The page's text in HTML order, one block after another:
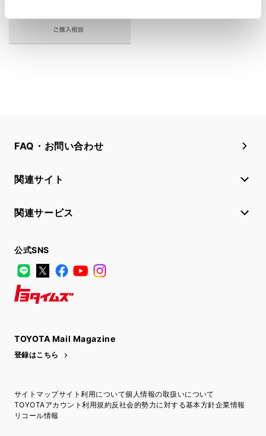
FAQ・お問い合わせ
関連サイト
関連サービス
公式SNS
LINE
X FacebookYouTube
TOYOTA Mail Magazine
登録はこちら
サイトマップサイト利用について個人情報の取扱いについて
TOYOTAアカウント利用規約反社会的勢力に対する基本方針企業情報
リコール情報